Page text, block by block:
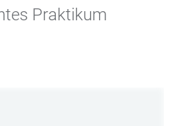
Praktikum